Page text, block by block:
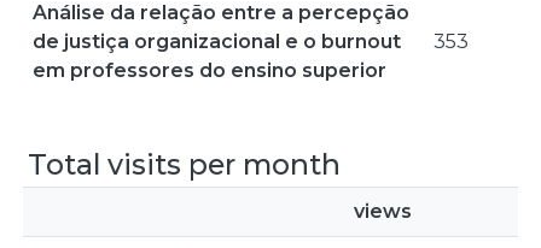
Análise da relação entre a percepção
de justiça organizacional e o burnout
em professores do ensino superior
353
Total visits per month
views